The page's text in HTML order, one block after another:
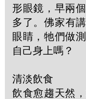
形眼鏡，早兩
多了。佛家有
眼睛，牠們做
自己身上嗎？
清淡飲食
飲食愈趨天然